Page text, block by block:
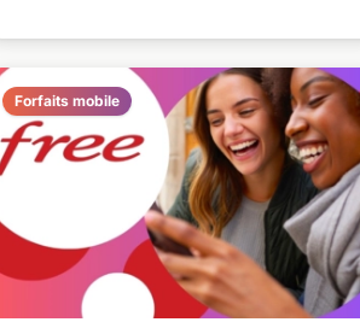
Forfaits mobile